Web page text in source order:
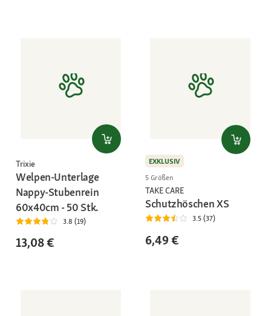
Trixie
Welpen-Unterlage
Nappy-Stubenrein
60x40cm - 50 Stk.
3.8 (19)
13,08 €
EXKLUSIV
5 Größen
TAKE CARE
Schutzhöschen XS
3.5 (37)
6,49 €